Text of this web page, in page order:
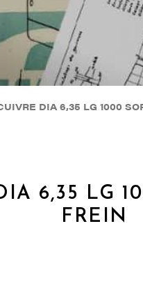
DIA 6,35 LG 1000
6,35 LG
FREIN